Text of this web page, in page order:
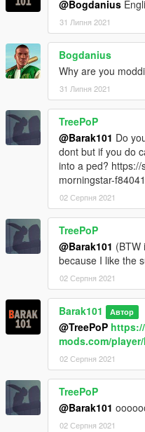
@Bogdanius
31 Липня 2021
Bogdanius
Why are you
31 Липня 2021
TreePoP
@Barak101 Do
dont but if you do
into a ped?
morningstar-
02 Серпня 2021
TreePoP
@Barak101 (BTW
because I like the
02 Серпня 2021
Barak101 Автор
@TreePoP
mods.com/
02 Серпня 2021
TreePoP
@Barak101
02 Серпня 2021